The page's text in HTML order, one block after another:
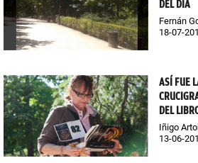
DEL DÍA
Fernán
18-07-
ASÍ FUE
DEL
Iñigo
13-06-